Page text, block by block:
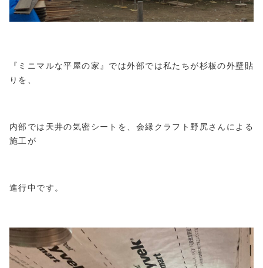
『ミニマルな平屋の家』では外部では私たちが杉板の外壁貼
りを、
内部では天井の気密シートを、会縁クラフト野尻さんによる
施工が
進行中です。